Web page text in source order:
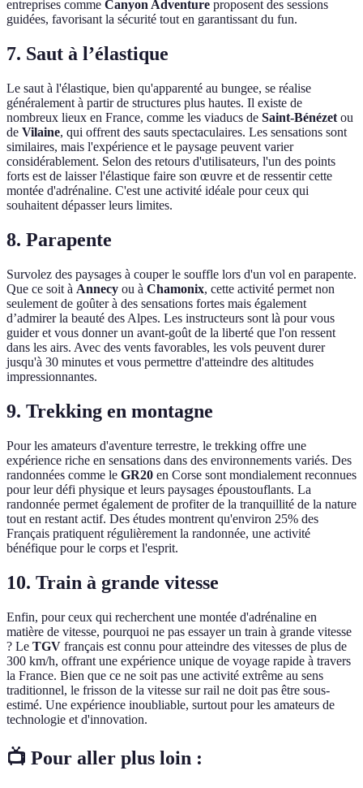
entreprises comme Canyon Adventure proposent des sessions
guidées, favorisant la sécurité tout en garantissant du fun.
7. Saut à l’élastique
Le saut à l'élastique, bien qu'apparenté au bungee, se réalise
généralement à partir de structures plus hautes. Il existe de
nombreux lieux en France, comme les viaducs de Saint-Bénézet ou
de Vilaine, qui offrent des sauts spectaculaires. Les sensations sont
similaires, mais l'expérience et le paysage peuvent varier
considérablement. Selon des retours d'utilisateurs, l'un des points
forts est de laisser l'élastique faire son œuvre et de ressentir cette
montée d'adrénaline. C'est une activité idéale pour ceux qui
souhaitent dépasser leurs limites.
8. Parapente
Survolez des paysages à couper le souffle lors d'un vol en parapente.
Que ce soit à Annecy ou à Chamonix, cette activité permet non
seulement de goûter à des sensations fortes mais également
d’admirer la beauté des Alpes. Les instructeurs sont là pour vous
guider et vous donner un avant-goût de la liberté que l'on ressent
dans les airs. Avec des vents favorables, les vols peuvent durer
jusqu'à 30 minutes et vous permettre d'atteindre des altitudes
impressionnantes.
9. Trekking en montagne
Pour les amateurs d'aventure terrestre, le trekking offre une
expérience riche en sensations dans des environnements variés. Des
randonnées comme le GR20 en Corse sont mondialement reconnues
pour leur défi physique et leurs paysages époustouflants. La
randonnée permet également de profiter de la tranquillité de la nature
tout en restant actif. Des études montrent qu'environ 25% des
Français pratiquent régulièrement la randonnée, une activité
bénéfique pour le corps et l'esprit.
10. Train à grande vitesse
Enfin, pour ceux qui recherchent une montée d'adrénaline en
matière de vitesse, pourquoi ne pas essayer un train à grande vitesse
? Le TGV français est connu pour atteindre des vitesses de plus de
300 km/h, offrant une expérience unique de voyage rapide à travers
la France. Bien que ce ne soit pas une activité extrême au sens
traditionnel, le frisson de la vitesse sur rail ne doit pas être sous-
estimé. Une expérience inoubliable, surtout pour les amateurs de
technologie et d'innovation.
📺 Pour aller plus loin :